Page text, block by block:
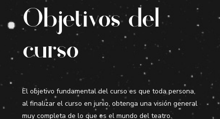
Objetivos del
curso
El objetivo fundamental del curso es que toda persona,
al finalizar el curso en junio, obtenga una visión general
muy completa de lo que es el mundo del teatro.